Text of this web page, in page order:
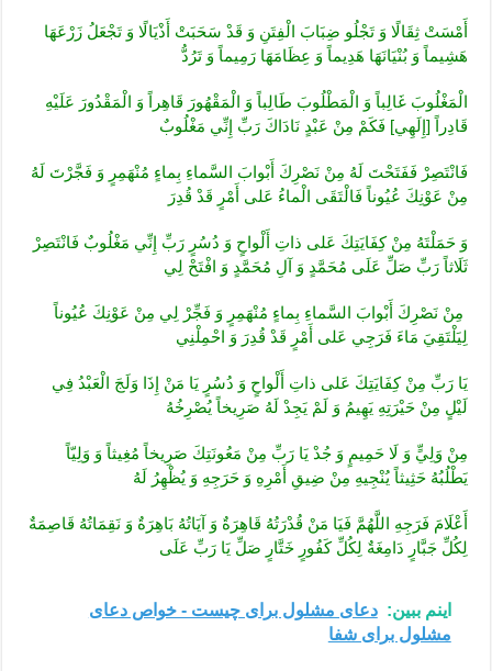
أَمْسَتْ ثِقَالًا وَ تَجْلُو ضِبَابَ الْفِتَنِ وَ قَدْ سَحَبَتْ أَذْيَالًا وَ تَجْعَلُ زَرْعَهَا
هَشِيماً وَ بُنْيَانَهَا هَدِيماً وَ عِظَامَهَا رَمِيماً وَ تَرُدُّ
الْمَغْلُوبَ غَالِباً وَ الْمَطْلُوبَ طَالِباً وَ الْمَقْهُورَ قَاهِراً وَ الْمَقْدُورَ عَلَيْهِ
قَادِراً [إِلَهِي‏] فَكَمْ مِنْ عَبْدٍ نَادَاكَ رَبِّ إِنِّي مَغْلُوبٌ
فَانْتَصِرْ فَفَتَحْتَ لَهُ مِنْ نَصْرِكَ‏ أَبْوابَ السَّماءِ بِماءٍ مُنْهَمِرٍ وَ فَجَّرْتَ لَهُ
مِنْ عَوْنِكَ‏ عُيُوناً فَالْتَقَى الْماءُ عَلى‏ أَمْرٍ قَدْ قُدِرَ
وَ حَمَلْتَهُ مِنْ كِفَايَتِكَ‏ عَلى‏ ذاتِ أَلْواحٍ وَ دُسُرٍ رَبِّ إِنِّي‏ مَغْلُوبٌ فَانْتَصِرْ
ثَلَاثاً رَبِّ صَلِّ عَلَى مُحَمَّدٍ وَ آلِ مُحَمَّدٍ وَ افْتَحْ لِي
مِنْ نَصْرِكَ‏ أَبْوابَ السَّماءِ بِماءٍ مُنْهَمِرٍ وَ فَجِّرْ لِي مِنْ عَوْنِكَ عُيُوناً
لِيَلْتَقِيَ مَاءَ فَرَجِي‏ عَلى‏ أَمْرٍ قَدْ قُدِرَ وَ احْمِلْنِي
يَا رَبِّ مِنْ كِفَايَتِكَ‏ عَلى‏ ذاتِ أَلْواحٍ وَ دُسُرٍ يَا مَنْ إِذَا وَلَجَ الْعَبْدُ فِي
لَيْلٍ مِنْ حَيْرَتِهِ يَهِيمُ وَ لَمْ يَجِدْ لَهُ صَرِيخاً يُصْرِخُهُ
مِنْ وَلِيٍّ وَ لَا حَمِيمٍ وَ جُدْ يَا رَبِّ مِنْ مَعُونَتِكَ صَرِيخاً مُغِيثاً وَ وَلِيّاً
يَطْلُبُهُ حَثِيثاً يُنْجِيهِ مِنْ ضِيقِ أَمْرِهِ وَ حَرَجِهِ وَ يُظْهِرُ لَهُ
أَعْلَامَ فَرَجِهِ اللَّهُمَّ فَيَا مَنْ قُدْرَتُهُ قَاهِرَةٌ وَ آيَاتُهُ بَاهِرَةٌ وَ نَقِمَاتُهُ قَاصِمَةٌ
لِكُلِّ جَبَّارٍ دَامِغَةٌ لِكُلِّ كَفُورٍ خَتَّارٍ صَلِّ يَا رَبِّ عَلَى
اینم ببین: دعای مشلول برای چیست - خواص دعای
مشلول برای شفا